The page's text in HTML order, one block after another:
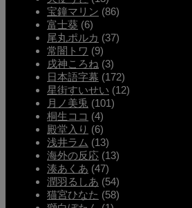
宝鐘マリン (86)
富士葵 (6)
尾丸ポルカ (37)
常闇トワ (9)
戌神ころね (3)
日本語字幕 (172)
星街すいせい (12)
月ノ美兎 (101)
桐生ココ (4)
殿堂入り (6)
浅井ラム (13)
海外の反応 (13)
湊あくあ (47)
潤羽るしあ (54)
猫宮ひなた (58)